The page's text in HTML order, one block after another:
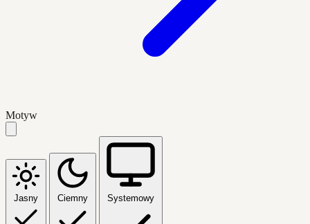
Motyw
Jasny Ciemny Systemowy